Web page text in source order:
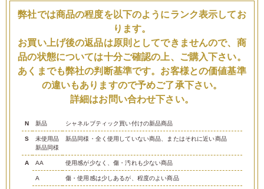
弊社では商品の程度を以下のようにランク表示してお
ります。
お買い上げ後の返品は原則としてできませんので、商
品の状態については十分ご確認の上、ご購入下さい。
あくまでも弊社の判断基準です。お客様との価値基準
の違いもありますので予めご了承下さい。
詳細はお問い合わせ下さい。
N 新品 シャネルブティック買い付けの新品商品
S
未使用品
新品同様
新品同様・全く使用していない商品、またはそれに近い商品
A AA 使用感が少なく、傷・汚れも少ない商品
A 傷・使用感は少しあるが、程度のよい商品